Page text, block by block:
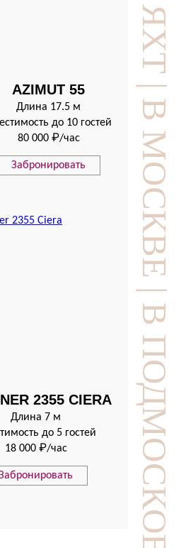
AZIMUT 55
Длина 17.5 м
до 10 гостей
80 000 ₽/час
Забронировать
2355 CIERA
Длина 7 м
до 5 гостей
18 000 ₽/час